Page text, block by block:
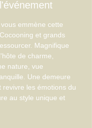
emmène cette
et grands
Magnifique
de charme,
nature, vue
Une demeure
revivre les émotions du
au style unique et